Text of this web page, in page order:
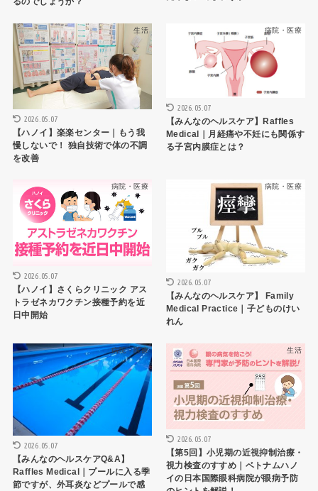
生活
2026.05.07
【ハノイ】楽楽センター｜もう我
慢しないで！ 独自技術で体の不調
を改善
病院・医療
2026.05.07
【みんなのヘルスケア】Raffles
Medical｜月経痛や不妊にも関係す
る子宮内膜症とは？
病院・医療
2026.05.07
【ハノイ】さくらクリニック アス
トラゼネカワクチン接種予約を近
日中開始
病院・医療
2026.05.07
【みんなのヘルスケア】 Family
Medical Practice｜子どものけい
れん
病院・医療
2026.05.07
【みんなのヘルスケアQ&A】
Raffles Medical｜プールに入る季
節ですが、外耳炎などプールで感
生活
2026.05.07
【第5回】小児期の近視抑制治療・
視力検査のすすめ｜ベトナムハノ
イの日本国際眼科病院が眼病予防